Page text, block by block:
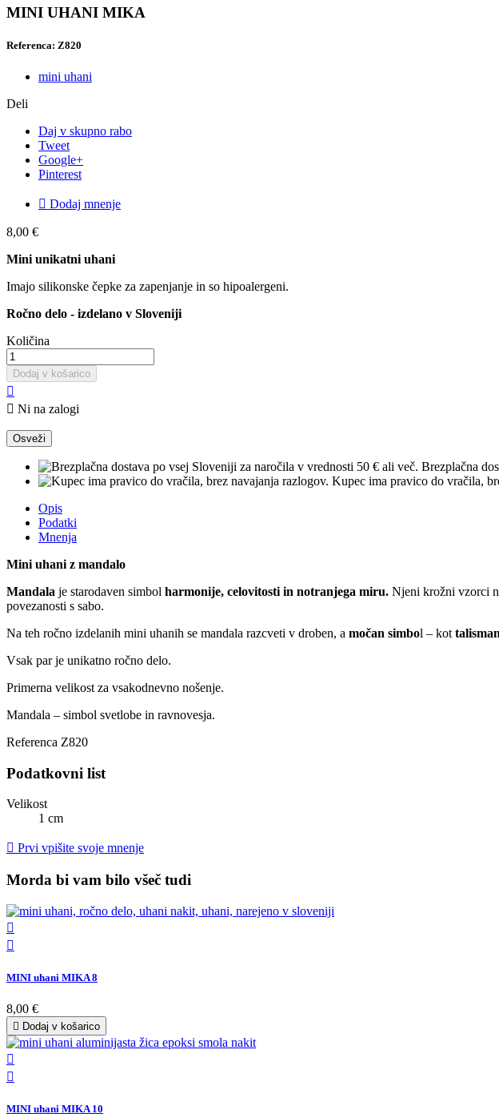
MINI UHANI MIKA
Referenca: Z820
mini uhani
Deli
Daj v skupno rabo
Tweet
Google+
Pinterest
 Dodaj mnenje
8,00 €
Mini unikatni uhani
Imajo silikonske čepke za zapenjanje in so hipoalergeni.
Ročno delo - izdelano v Sloveniji
Količina
Dodaj v košarico

 Ni na zalogi
Brezplačna
Kupec ima pravico do vračila,
Opis
Podatki
Mnenja
Mini uhani z mandalo
Mandala je starodaven simbol harmonije, celovitosti in notranjega miru. Njeni krožni vzorci
povezanosti s sabo.
Na teh ročno izdelanih mini uhanih se mandala razcveti v droben, a močan simbol – kot
Vsak par je unikatno ročno delo.
Primerna velikost za vsakodnevno nošenje.
Mandala – simbol svetlobe in ravnovesja.
Referenca Z820
Podatkovni list
Velikost
1 cm
 Prvi vpišite svoje mnenje
Morda bi vam bilo všeč tudi


MINI uhani MIKA 8
8,00 €
 Dodaj v košarico


MINI uhani MIKA 10